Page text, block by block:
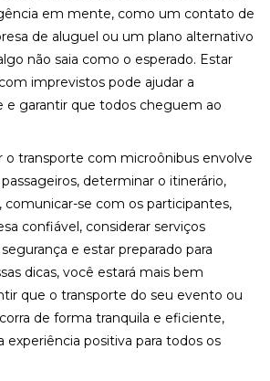
em mente, como um contato de
de aluguel ou um plano alternativo
não saia como o esperado. Estar
imprevistos pode ajudar a
e garantir que todos cheguem ao
o transporte com microônibus envolve
determinar o itinerário,
comunicar-se com os participantes,
confiável, considerar serviços
e estar preparado para
dicas, você estará mais bem
que o transporte do seu evento ou
de forma tranquila e eficiente,
experiência positiva para todos os